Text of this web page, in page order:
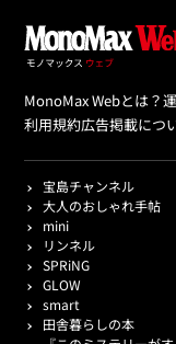
MonoMax Webとは？
利用規約広告掲載につ
宝島チャンネル
大人のおしゃれ手帖
mini
リンネル
SPRiNG
GLOW
smart
田舎暮らしの本